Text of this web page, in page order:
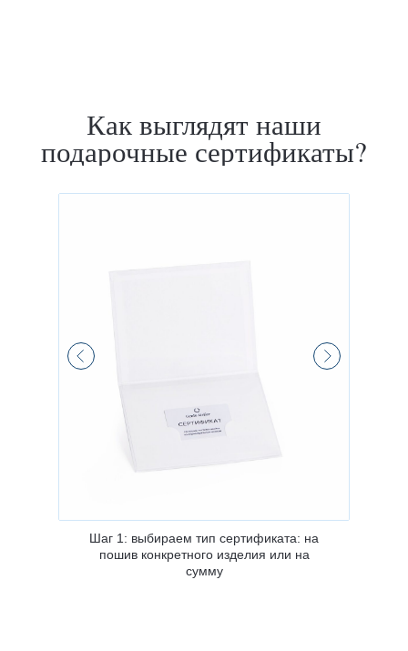
Шаг 1: выбираем тип сертификата: на
пошив конкретного изделия или на
сумму
Наши работы